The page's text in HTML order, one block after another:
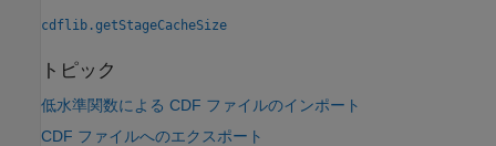
cdflib.getStageCacheSize
トピック
低水準関数による CDF ファイルのインポート
CDF ファイルへのエクスポート